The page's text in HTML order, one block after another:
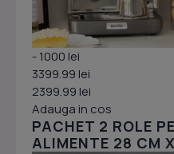
- 1000 lei
3399.99 lei
2399.99 lei
Adauga in cos
PACHET 2 ROLE
ALIMENTE 28 CM